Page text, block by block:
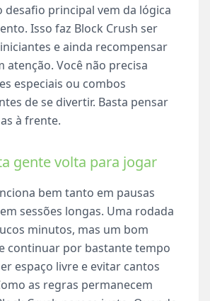
desafio principal vem da lógica
Isso faz Block Crush ser
e ainda recompensar
atenção. Você não precisa
especiais ou combos
de se divertir. Basta pensar
à frente.
gente volta para jogar
bem tanto em pausas
sessões longas. Uma rodada
minutos, mas um bom
continuar por bastante tempo
espaço livre e evitar cantos
as regras permanecem